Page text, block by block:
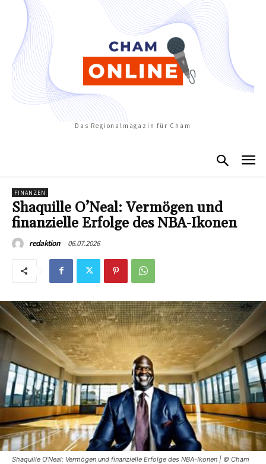
Das Regionalmagazin für Cham
FINANZEN
Shaquille O’Neal: Vermögen und
finanzielle Erfolge des NBA-Ikonen
redaktion 06.07.2026
Shaquille O'Neal: Vermögen und finanzielle Erfolge des NBA-Ikonen | © Cham